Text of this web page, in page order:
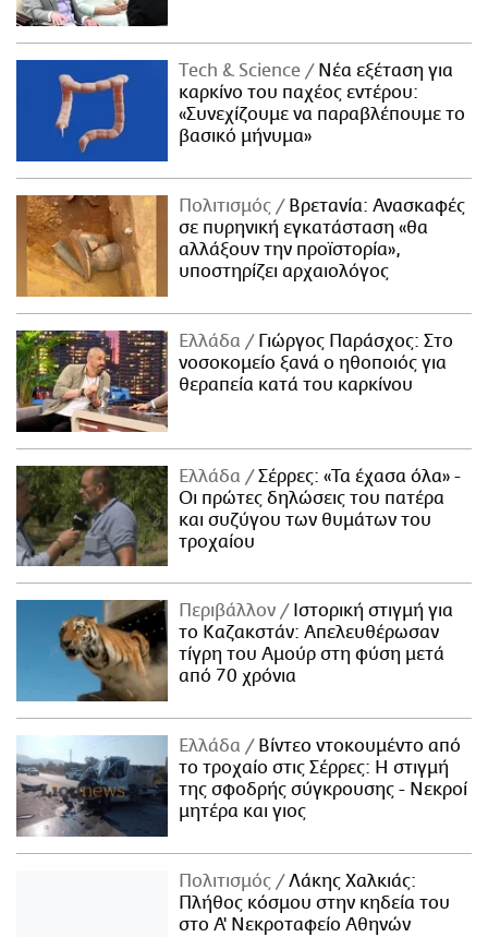
Τech & Science
Νέα εξέταση για
καρκίνο του παχέος εντέρου:
«Συνεχίζουμε να παραβλέπουμε το
βασικό μήνυμα»
Πολιτισμός
Βρετανία: Ανασκαφές
σε πυρηνική εγκατάσταση «θα
αλλάξουν την προϊστορία»,
υποστηρίζει αρχαιολόγος
Ελλάδα
Γιώργος Παράσχος: Στο
νοσοκομείο ξανά ο ηθοποιός για
θεραπεία κατά του καρκίνου
Ελλάδα
Σέρρες: «Τα έχασα όλα» -
Οι πρώτες δηλώσεις του πατέρα
και συζύγου των θυμάτων του
τροχαίου
Περιβάλλον
Ιστορική στιγμή για
το Καζακστάν: Απελευθέρωσαν
τίγρη του Αμούρ στη φύση μετά
από 70 χρόνια
Ελλάδα
Βίντεο ντοκουμέντο από
το τροχαίο στις Σέρρες: Η στιγμή
της σφοδρής σύγκρουσης - Νεκροί
μητέρα και γιος
Πολιτισμός
Λάκης Χαλκιάς:
Πλήθος κόσμου στην κηδεία του
στο Α' Νεκροταφείο Αθηνών